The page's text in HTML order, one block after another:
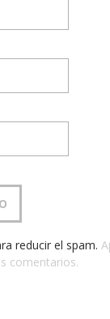
reducir el spam.
comentarios.